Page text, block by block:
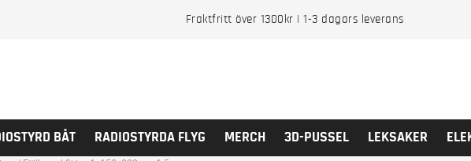
Fraktfritt över 1300kr | 1-3 dagars leverans
BÅT RADIOSTYRDA FLYG MERCH 3D-PUSSEL LEKSAKER